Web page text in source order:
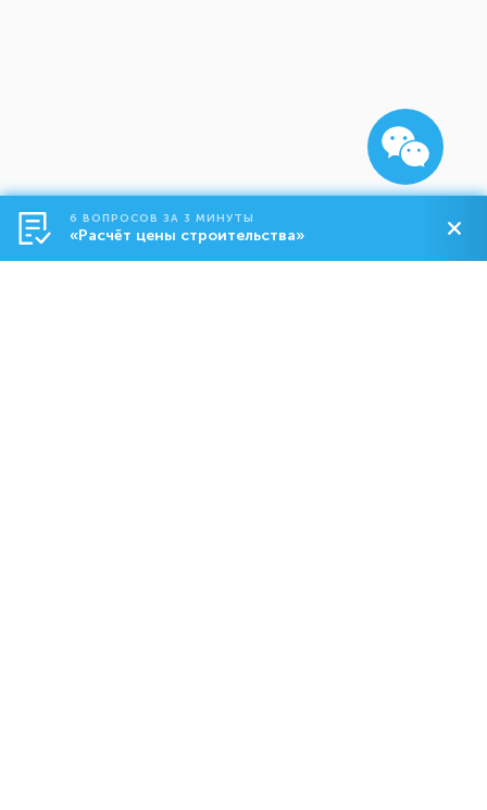
6 ВОПРОСОВ ЗА 3 МИНУТЫ
«Расчёт цены строительства»